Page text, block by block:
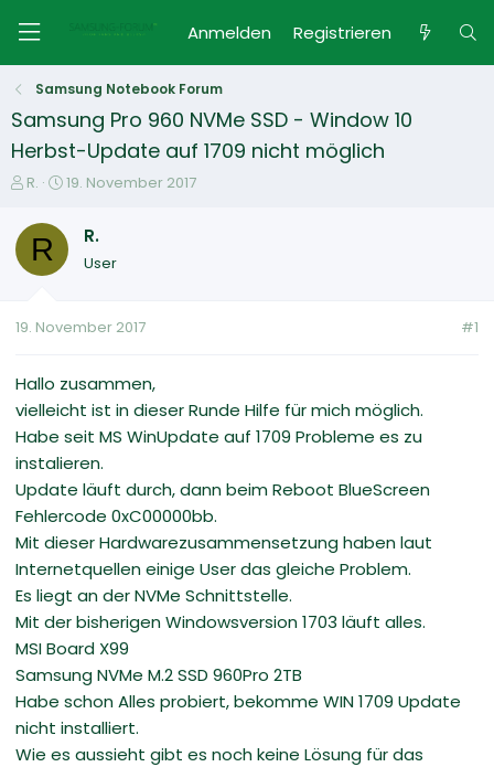
Anmelden Registrieren
Samsung Notebook Forum
Samsung Pro 960 NVMe SSD - Window 10
Herbst-Update auf 1709 nicht möglich
E
s
e
e
R.
E
t
t
m
19. November 2017
R R.
User
19. November 2017 #1
Hallo zusammen,
vielleicht ist in dieser Runde Hilfe für mich möglich.
Habe seit MS WinUpdate auf 1709 Probleme es zu
instalieren.
Update läuft durch, dann beim Reboot BlueScreen
Fehlercode 0xC00000bb.
Mit dieser Hardwarezusammensetzung haben laut
Internetquellen einige User das gleiche Problem.
Es liegt an der NVMe Schnittstelle.
Mit der bisherigen Windowsversion 1703 läuft alles.
MSI Board X99
Samsung NVMe M.2 SSD 960Pro 2TB
Habe schon Alles probiert, bekomme WIN 1709 Update
nicht installiert.
Wie es aussieht gibt es noch keine Lösung für das